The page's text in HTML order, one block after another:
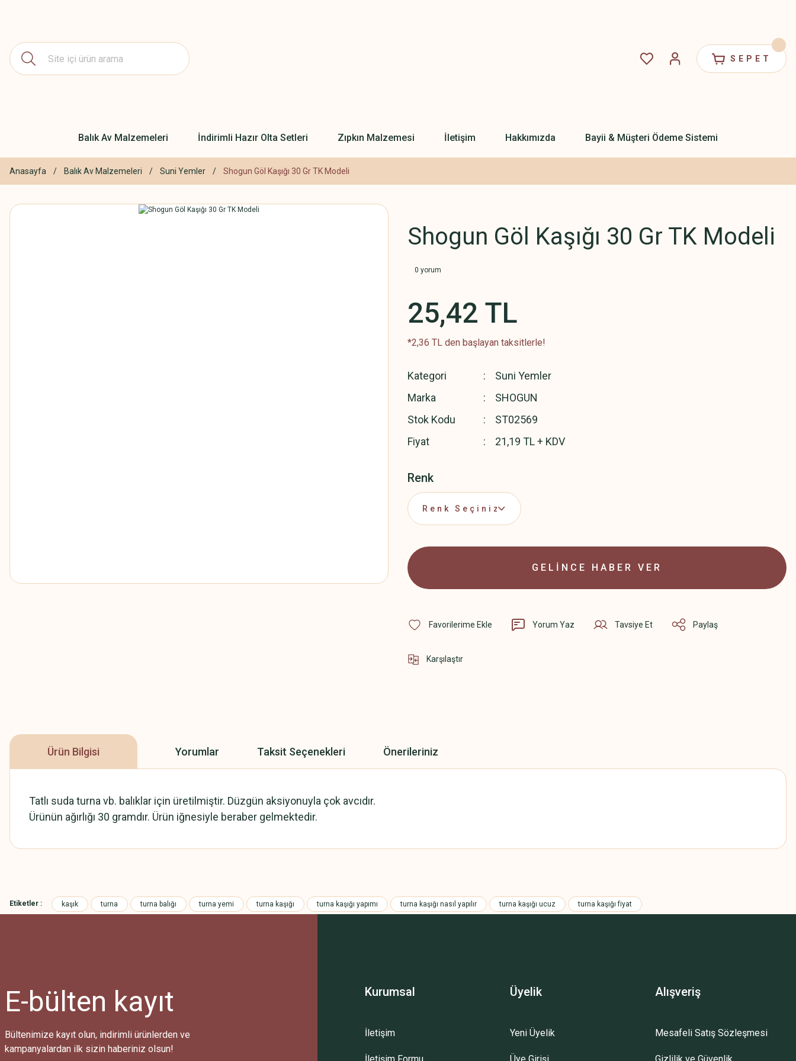
SEPET
Balık Av Malzemeleri İndirimli Hazır Olta Setleri Zıpkın Malzemesi İletişim Hakkımızda Bayii & Müşteri Ödeme Sistemi
Anasayfa Balık Av Malzemeleri Suni Yemler Shogun Göl Kaşığı 30 Gr TK Modeli
Shogun Göl Kaşığı 30 Gr TK Modeli
0 yorum
25,42 TL
*2,36 TL den başlayan taksitlerle!
Kategori
Suni Yemler
Marka
SHOGUN
Stok Kodu
ST02569
Fiyat
21,19 TL + KDV
Renk
GELİNCE HABER VER
Yorum Yaz Tavsiye Et Paylaş
Karşılaştır
Ürün Bilgisi Yorumlar Taksit Seçenekleri Önerileriniz
Tatlı suda turna vb. balıklar için üretilmiştir. Düzgün aksiyonuyla çok avcıdır.
Ürünün ağırlığı 30 gramdır. Ürün iğnesiyle beraber gelmektedir.
Bu ürüne ilk yorumu siz yapın!
Etiketler : kaşık turna turna balığı turna yemi turna kaşığı turna kaşığı yapımı turna kaşığı nasıl yapılır turna kaşığı ucuz turna kaşığı fiyat
E-bülten kayıt
Bültenimize kayıt olun, indirimli ürünlerden ve
kampanyalardan ilk sizin haberiniz olsun!
Kurumsal
İletişim
Üyelik
Yeni Üyelik
Alışveriş
Mesafeli Satış Sözleşmesi